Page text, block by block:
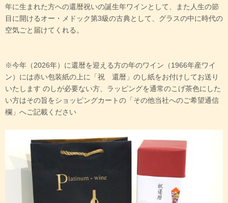
年に生まれた方への還暦祝いの誕生年ワインとして、また人生の節
目に開けるオー・メドック第3級の古典として、グラスの中に時代の
空気ごと届けてくれる。
※今年（2026年）に還暦を迎える方の年のワイン（1966年産ワイ
ン）には赤い包装紙の上に「祝 還暦」のし紙をお付けしてお送り
いたします のしが必要ない方、ラッピングを通常のこげ茶色にした
い方はその旨をショッピングカートの「その他当社へのご希望通信
欄」へご記載ください